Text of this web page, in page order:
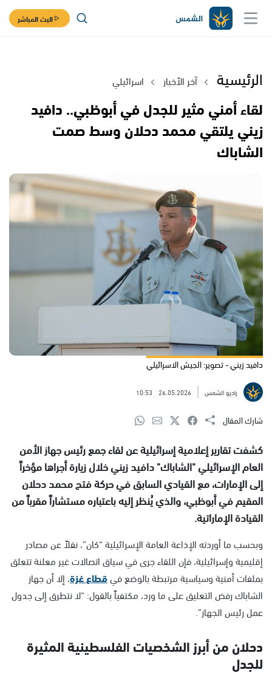
البث المباشر
الرئيسية آخر الأخبار اسرائيلي
لقاء أمني مثير للجدل في أبوظبي.. دافيد
زيني يلتقي محمد دحلان وسط صمت
الشاباك
دافيد زيني - تصوير: الجيش الاسرائيلي
راديو الشمس 26.05.2026
10:53
شارك المقال
كشفت تقارير إعلامية إسرائيلية عن لقاء جمع رئيس جهاز الأمن
العام الإسرائيلي "الشاباك" دافيد زيني خلال زيارة أجراها مؤخراً
إلى الإمارات، مع القيادي السابق في حركة فتح محمد دحلان
المقيم في أبوظبي، والذي يُنظر إليه باعتباره مستشاراً مقرباً من
القيادة الإماراتية.
وبحسب ما أوردته الإذاعة العامة الإسرائيلية “كان”، نقلاً عن مصادر
إقليمية وإسرائيلية، فإن اللقاء جرى في سياق اتصالات غير معلنة تتعلق
بملفات أمنية وسياسية مرتبطة بالوضع فيقطاع غزة، إلا أن جهاز
الشاباك رفض التعليق على ما ورد، مكتفياً بالقول: “لا نتطرق إلى جدول
عمل رئيس الجهاز”.
دحلان من أبرز الشخصيات الفلسطينية المثيرة
للجدل